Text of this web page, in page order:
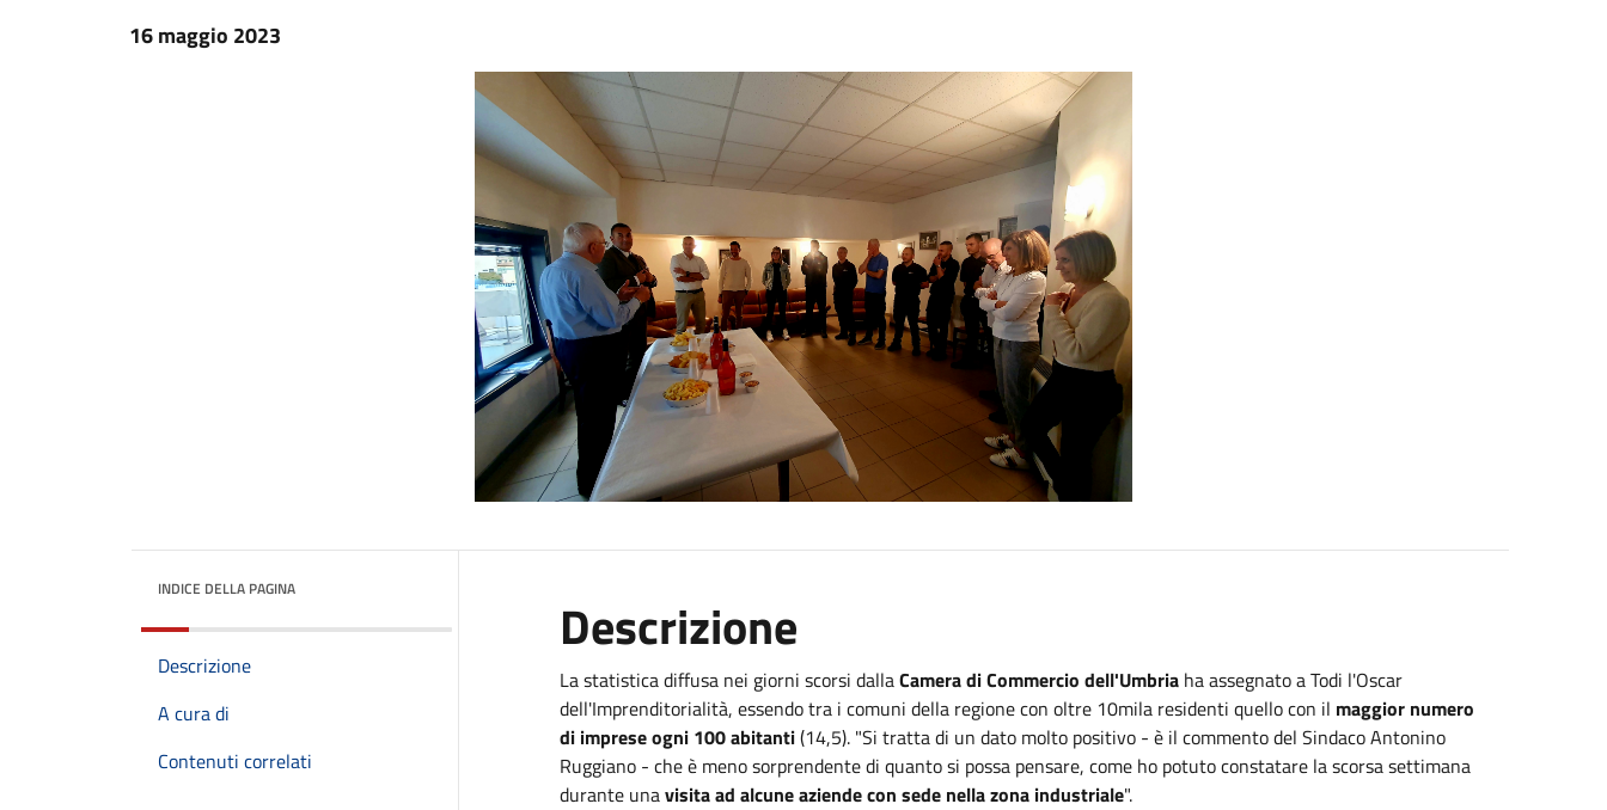
16 maggio 2023
INDICE DELLA PAGINA
Descrizione
A cura di
Contenuti correlati
Descrizione
La statistica diffusa nei giorni scorsi dallaCamera di Commercio dell'Umbriaha assegnato a Todi l'Oscar
dell'Imprenditorialità, essendo tra i comuni della regione con oltre 10mila residenti quello con il maggior numero
di imprese ogni 100 abitanti(14,5). "Si tratta di un dato molto positivo - è il commento del Sindaco Antonino
Ruggiano - che è meno sorprendente di quanto si possa pensare, come ho potuto constatare la scorsa settimana
durante unavisita ad alcune aziende con sede nella zona industriale".